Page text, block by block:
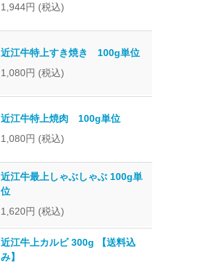
1,944円 (税込)
近江牛特上すき焼き 100g単位
1,080円 (税込)
近江牛特上焼肉 100g単位
1,080円 (税込)
近江牛最上しゃぶしゃぶ 100g単
位
1,620円 (税込)
近江牛上カルビ 300g 【送料込
み】